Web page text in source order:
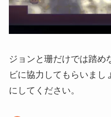
ジョンと珊だけでは踏め
ビに協力してもらいまし
にしてください。